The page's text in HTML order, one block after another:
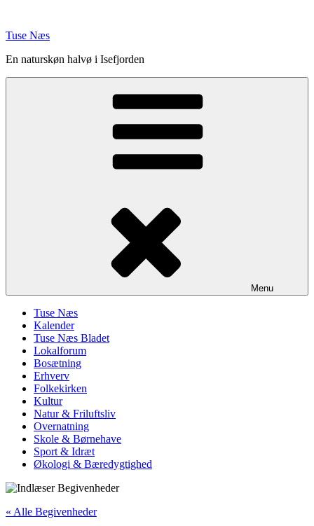
indhold
Tuse Næs
En naturskøn halvø i Isefjorden
Menu
Tuse Næs
Kalender
Tuse Næs Bladet
Lokalforum
Bosætning
Erhverv
Folkekirken
Kultur
Natur & Friluftsliv
Overnatning
Skole & Børnehave
Sport & Idræt
Økologi & Bæredygtighed
« Alle Begivenheder